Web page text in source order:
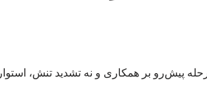
پیش‌رو بر همکاری و نه تشدید تنش، استوار